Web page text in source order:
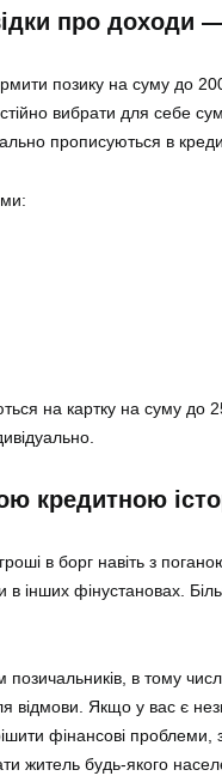
про доходи
позику на суму до
вибрати для себе
прописуються в
на картку на суму
кредитною
в борг навіть з
в інших фінустановах.
позичальників, в тому
відмови. Якщо у вас є
фінансові
житель будь-якого